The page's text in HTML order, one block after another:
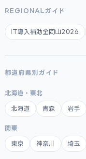
REGIONALガイド
IT導入補助金岡山2026
都道府県別ガイド
北海道・東北
北海道 青森 岩手
関東
東京 神奈川 埼玉